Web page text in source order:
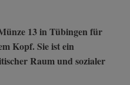
13 in Tübingen für
Kopf. Sie ist ein
Raum und sozialer